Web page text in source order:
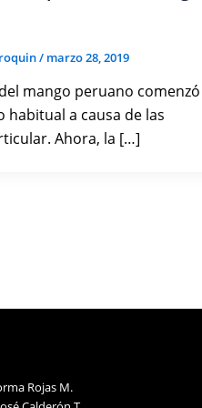
/ marzo 28, 2019
mango peruano comenzó
habitual a causa de las
Ahora, la […]
Rojas M.